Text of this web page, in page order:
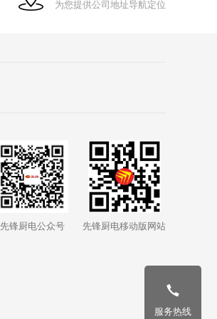
为您提供公司地址导航定位
先锋厨电公众号 先锋厨电移动版网站
服务热线